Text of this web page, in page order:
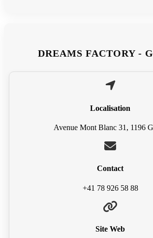
DREAMS FACTORY -
Localisation
Avenue Mont Blanc 31, 1196
Contact
+41 78 926 58 88
Site Web